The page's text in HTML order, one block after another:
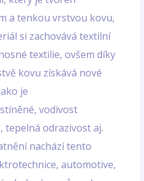
a tenkou vrstvou kovu,
si zachovává textilní
textilie, ovšem díky
kovu získává nové
je
vodivost
tepelná odrazivost aj.
nachází tento
automotive,